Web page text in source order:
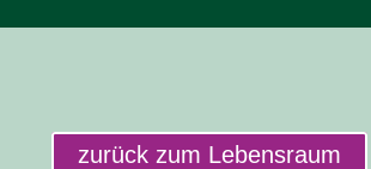
zurück zum Lebensraum